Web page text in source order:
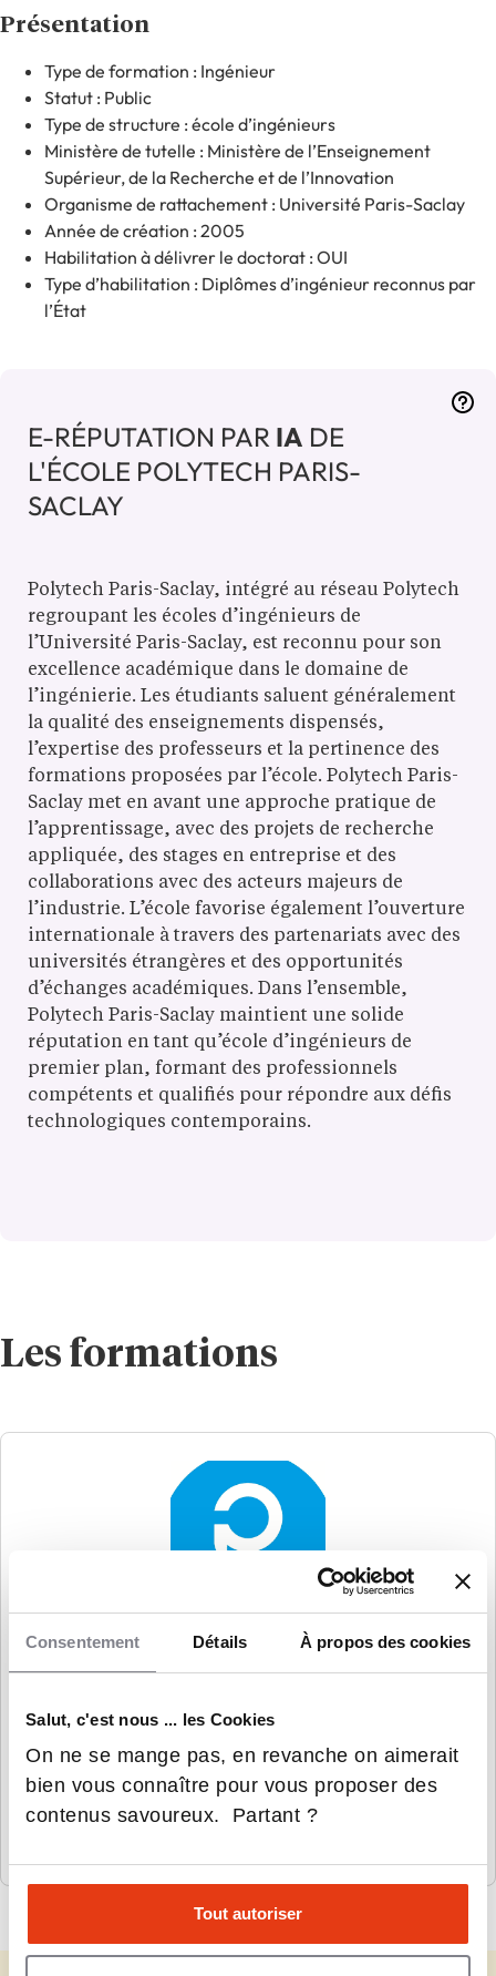
Consentement Détails À propos des cookies
Salut, c'est nous ... les Cookies
On ne se mange pas, en revanche on aimerait
bien vous connaître pour vous proposer des
contenus savoureux. Partant ?
Tout autoriser
Présentation
Type de formation : Ingénieur
Statut : Public
Type de structure : école d’ingénieurs
Ministère de tutelle : Ministère de l’Enseignement
Supérieur, de la Recherche et de l’Innovation
Organisme de rattachement : Université Paris-Saclay
Année de création : 2005
Habilitation à délivrer le doctorat : OUI
Type d’habilitation : Diplômes d’ingénieur reconnus par
l’État
E-RÉPUTATION PAR IA DE
L'ÉCOLE POLYTECH PARIS-
SACLAY
Polytech Paris-Saclay, intégré au réseau Polytech
regroupant les écoles d’ingénieurs de
l’Université Paris-Saclay, est reconnu pour son
excellence académique dans le domaine de
l’ingénierie. Les étudiants saluent généralement
la qualité des enseignements dispensés,
l’expertise des professeurs et la pertinence des
formations proposées par l’école. Polytech Paris-
Saclay met en avant une approche pratique de
l’apprentissage, avec des projets de recherche
appliquée, des stages en entreprise et des
collaborations avec des acteurs majeurs de
l’industrie. L’école favorise également l’ouverture
internationale à travers des partenariats avec des
universités étrangères et des opportunités
d’échanges académiques. Dans l’ensemble,
Polytech Paris-Saclay maintient une solide
réputation en tant qu’école d’ingénieurs de
premier plan, formant des professionnels
compétents et qualifiés pour répondre aux défis
technologiques contemporains.
Les formations
Cycle ingénieur, Masters spécialisés,
Doctorat